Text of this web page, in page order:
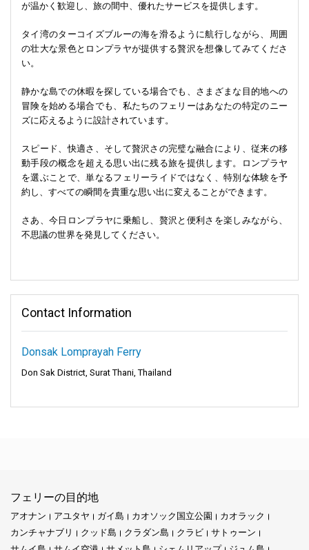
が温かく歓迎し、旅の間中、優れたサービスを提供します。
タイ湾のターコイズブルーの海を滑るように航行しながら、周囲
の壮大な景色とロンプラヤが提供する贅沢を想像してみてくださ
い。
静かな島での休暇を探している場合でも、さまざまな目的地への
冒険を始める場合でも、私たちのフェリーはあなたの特定のニー
ズに応えるように設計されています。
スピード、快適さ、そして贅沢さの完璧な融合により、従来の移
動手段の概念を超える思い出に残る旅を提供します。ロンプラヤ
を選ぶことで、単なるフェリーライドではなく、特別な体験を予
約し、すべての瞬間を貴重な思い出に変えることができます。
さあ、今日ロンプラヤに乗船し、贅沢と便利さを楽しみながら、
不思議の世界を発見してください。
Contact Information
Donsak Lomprayah Ferry
Don Sak District, Surat Thani, Thailand
フェリーの目的地
アオナン アユタヤ ガイ島 カオソック国立公園
カオラック
カンチャナブリ
クッド島 クラダン島 クラビ
サトゥーン